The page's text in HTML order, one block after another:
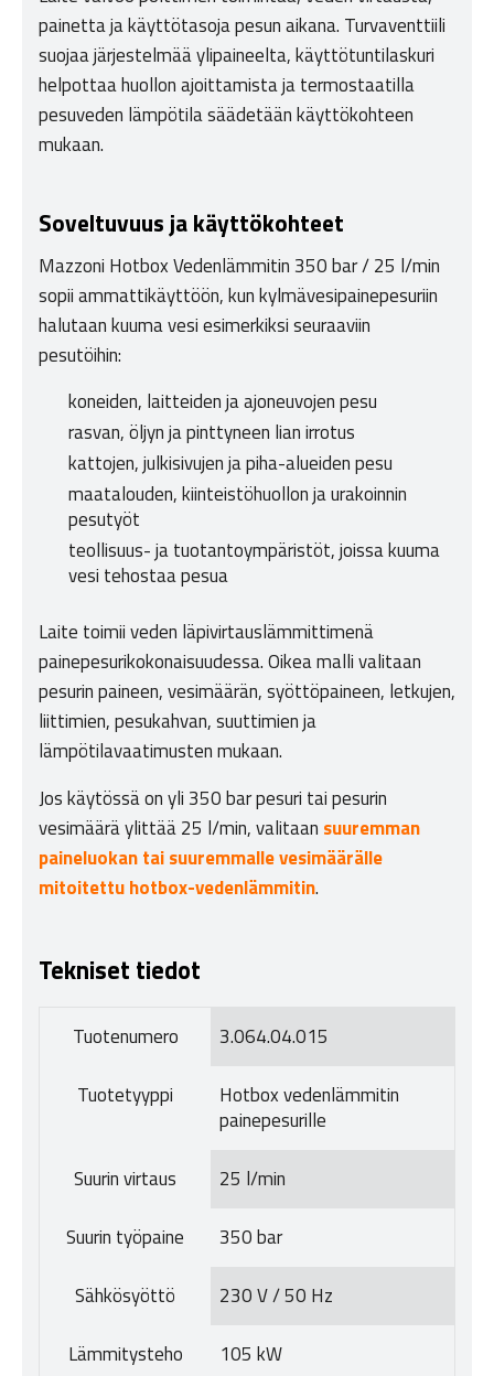
painetta ja käyttötasoja pesun aikana. Turvaventtiili
suojaa järjestelmää ylipaineelta, käyttötuntilaskuri
helpottaa huollon ajoittamista ja termostaatilla
pesuveden lämpötila säädetään käyttökohteen
mukaan.
Soveltuvuus ja käyttökohteet
Mazzoni Hotbox Vedenlämmitin 350 bar / 25 l/min
sopii ammattikäyttöön, kun kylmävesipainepesuriin
halutaan kuuma vesi esimerkiksi seuraaviin
pesutöihin:
koneiden, laitteiden ja ajoneuvojen pesu
rasvan, öljyn ja pinttyneen lian irrotus
kattojen, julkisivujen ja piha-alueiden pesu
maatalouden, kiinteistöhuollon ja urakoinnin
pesutyöt
teollisuus- ja tuotantoympäristöt, joissa kuuma
vesi tehostaa pesua
Laite toimii veden läpivirtauslämmittimenä
painepesurikokonaisuudessa. Oikea malli valitaan
pesurin paineen, vesimäärän, syöttöpaineen, letkujen,
liittimien, pesukahvan, suuttimien ja
lämpötilavaatimusten mukaan.
Jos käytössä on yli 350 bar pesuri tai pesurin
vesimäärä ylittää 25 l/min, valitaan suuremman
paineluokan tai suuremmalle vesimäärälle
mitoitettu hotbox-vedenlämmitin.
Tekniset tiedot
Tuotenumero 3.064.04.015
Tuotetyyppi
Hotbox vedenlämmitin
painepesurille
Suurin virtaus 25 l/min
Suurin työpaine 350 bar
Sähkösyöttö 230 V / 50 Hz
Lämmitysteho 105 kW